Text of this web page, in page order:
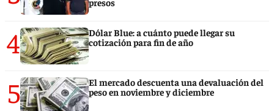
4
Dólar Blue: a cuánto puede llegar su
cotización para fin de año
5
El mercado descuenta una devaluación del
peso en noviembre y diciembre